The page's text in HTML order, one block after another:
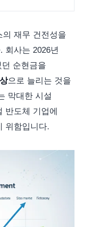
의 재무 건전성을
회사는 2026년
순현금을
으로 늘리는 것을
막대한 시설
반도체 기업에
위함입니다.